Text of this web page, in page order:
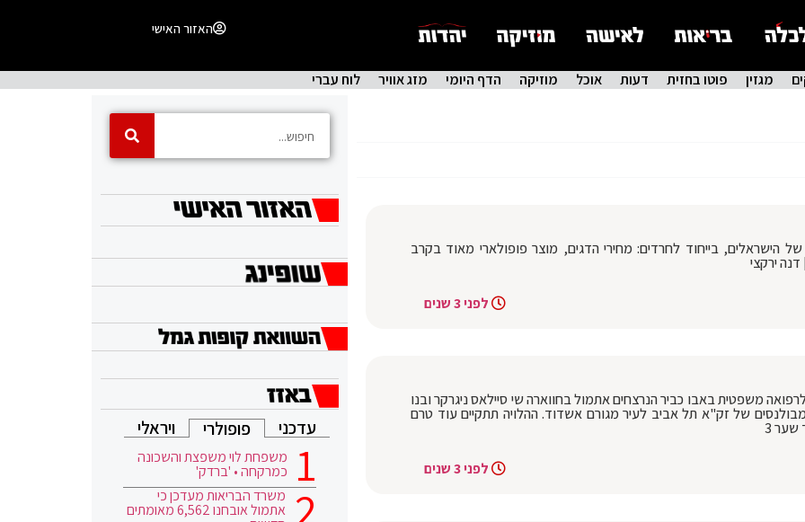
האזור האישי
מגזין פוטו בחזית דעות אוכל מוזיקה הדף היומי מזג אוויר לוח עברי
הישראלים, בייחוד לחרדים: מחירי הדגים, מוצר פופולארי מאוד בקרב
לפני 3 שנים
משפטית באבו כביר הנרצחים אתמול בחווארה שי סיילאס ניגרקר ובנו
של זק"א תל אביב לעיר מגורם אשדוד. ההלויה תתקיים עוד טרם
לפני 3 שנים
עדכני פופולרי ויראלי
משפחת לוי משפצת והשכונה
כמרקחה • 'ברדק'
משרד הבריאות מעדכן כי
אתמול אובחנו 6,562 מאומתים